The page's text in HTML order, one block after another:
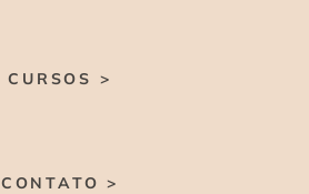
CURSOS >
CONTATO >